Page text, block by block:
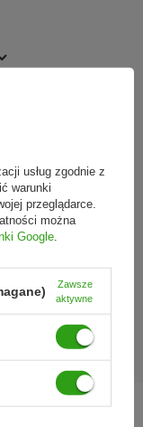
w Siedlcach
usług zgodnie z
warunki
przeglądarce.
można
Google
Zawsze
aktywne